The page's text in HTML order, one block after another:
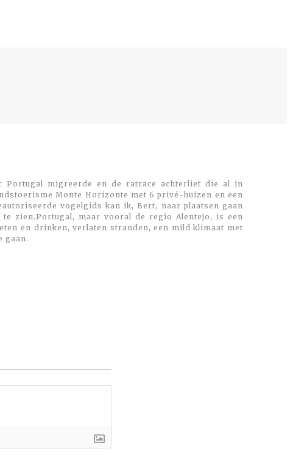
Portugal migreerde en de ratrace achterliet die al in
Monte Horizonte met 6 privé-huizen en een
vogelgids kan ik, Bert, naar plaatsen gaan
zien.Portugal, maar vooral de regio Alentejo, is een
en drinken, verlaten stranden, een mild klimaat met
gaan.